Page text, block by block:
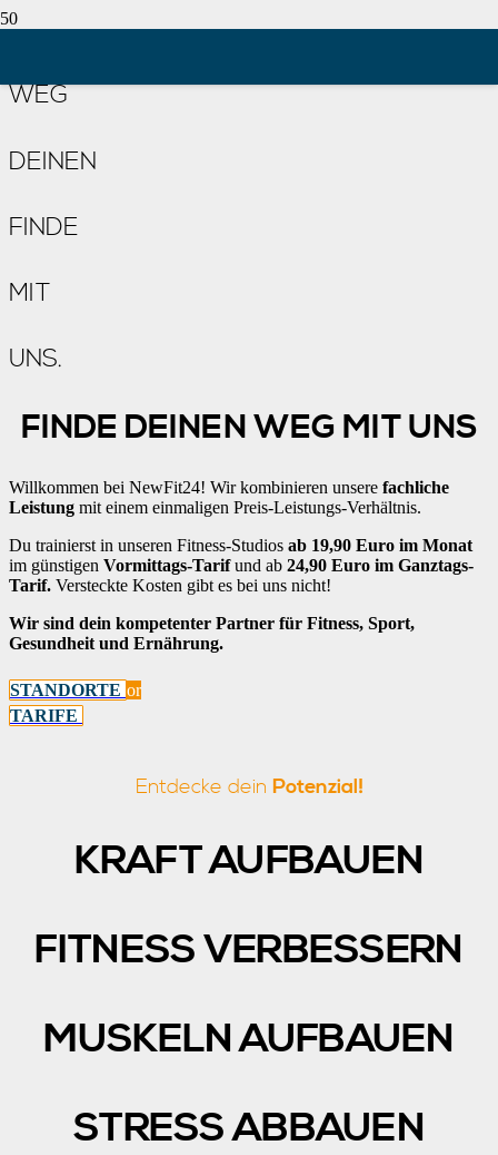
WEG
DEINEN
FINDE
MIT
UNS.
FINDE DEINEN WEG MIT UNS
Willkommen bei NewFit24! Wir kombinieren unsere fachliche
Leistung mit einem einmaligen Preis-Leistungs-Verhältnis.
Du trainierst in unseren Fitness-Studios ab 19,90 Euro im Monat
im günstigen Vormittags-Tarifund ab 24,90 Euro im Ganztags-
Tarif. Versteckte Kosten gibt es bei uns nicht!
Wir sind dein kompetenter Partner für Fitness, Sport,
Gesundheit und Ernährung.
STANDORTE or
TARIFE
Entdecke dein Potenzial!
KRAFT AUFBAUEN
FITNESS VERBESSERN
MUSKELN AUFBAUEN
STRESS ABBAUEN